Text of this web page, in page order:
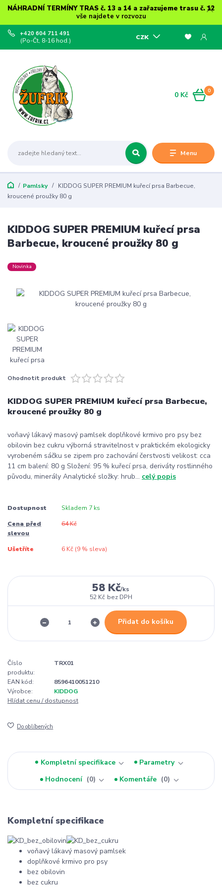
NÁHRADNÍ TERMÍNY TRAS č. 13 a 14 a zařazujeme trasu č. 12
vše najdete v rozvozu
Menu
CZK
+420 604 711 491
(Po-Čt, 8-16 hod.)
0
0 Kč
Pamlsky
KIDDOG SUPER PREMIUM kuřecí prsa Barbecue,
kroucené proužky 80 g
KIDDOG SUPER PREMIUM kuřecí prsa
Barbecue, kroucené proužky 80 g
Novinka
Ohodnotit produkt
KIDDOG SUPER PREMIUM kuřecí prsa Barbecue,
kroucené proužky 80 g
voňavý lákavý masový pamlsek doplňkové krmivo pro psy bez
obilovin bez cukru výborná stravitelnost v praktickém ekologicky
vyrobeném sáčku se zipem pro zachování čerstvosti velikost: cca
11 cm balení: 80 g Složení: 95 % kuřecí prsa, deriváty rostlinného
původu, minerály Analytické složky: hrub... celý popis
Dostupnost Skladem 7 ks
Cena před
slevou
64 Kč
Ušetříte 6 Kč (9% sleva)
58 Kč/ks
52 Kč bez DPH
Přidat do košíku
Číslo
produktu:
TRX01
EAN kód:
8596410051210
Výrobce:
KIDDOG
Hlídat cenu / dostupnost
Do oblíbených
Kompletní specifikace
Parametry
Hodnocení
0 Komentáře 0
Kompletní specifikace
voňavý lákavý masový pamlsek
doplňkové krmivo pro psy
bez obilovin
bez cukru